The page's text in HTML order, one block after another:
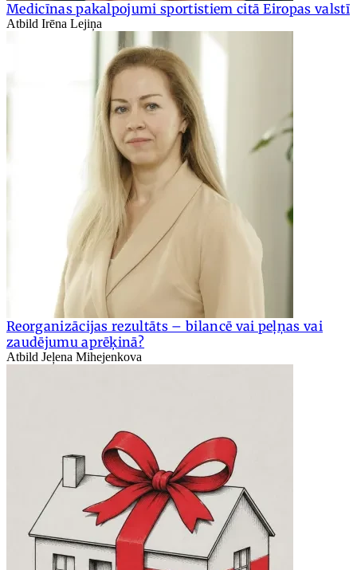
Medicīnas pakalpojumi sportistiem citā Eiropas valstī
Atbild Irēna Lejiņa
Reorganizācijas rezultāts – bilancē vai peļņas vai
zaudējumu aprēķinā?
Atbild Jeļena Mihejenkova